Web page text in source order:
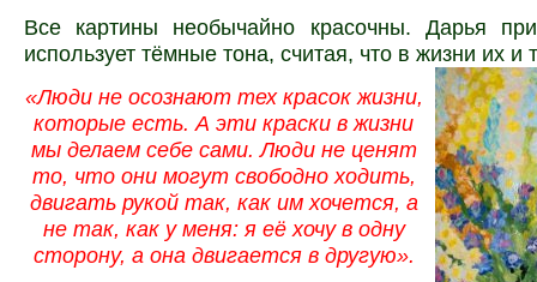
Все картины необычайно красочны. Дарья
использует тёмные тона, считая, что в жизни их и
«Люди не осознают тех красок жизни,
которые есть. А эти краски в жизни
мы делаем себе сами. Люди не ценят
то, что они могут свободно ходить,
двигать рукой так, как им хочется, а
не так, как у меня: я её хочу в одну
сторону, а она двигается в другую».